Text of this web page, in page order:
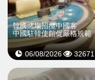
韓國賭場招攬中國客
中國駐韓使館促嚴格規範
06/08/2026 32671